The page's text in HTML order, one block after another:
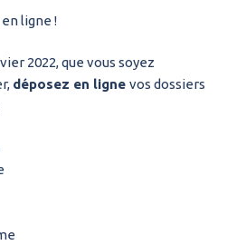
ligne !
2022, que vous soyez
déposez en ligne vos dossiers